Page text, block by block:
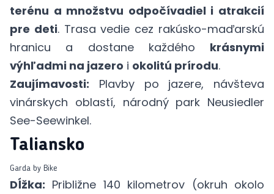
terénu a množstvu odpočívadiel i atrakcií
pre deti. Trasa vedie cez rakúsko-maďarskú
hranicu a dostane každého krásnymi
výhľadmi na jazero i okolitú prírodu.
Zaujímavosti: Plavby po jazere, návšteva
vinárskych oblastí, národný park Neusiedler
See-Seewinkel.
Taliansko
Garda by Bike
Dĺžka: Približne 140 kilometrov (okruh okolo